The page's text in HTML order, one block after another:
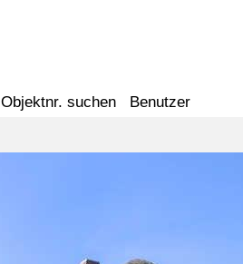
Objektnr. suchen Benutzer